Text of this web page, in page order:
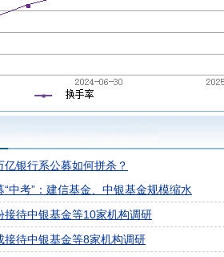
亿银行系公募如何拼杀？
中考”：建信基金、中银基金规模缩水
接待中银基金等10家机构调研
接待中银基金等8家机构调研